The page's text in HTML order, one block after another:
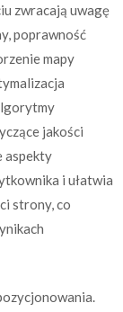
zwracają uwagę
poprawność
mapy
jakości
aspekty
i ułatwia
strony, co